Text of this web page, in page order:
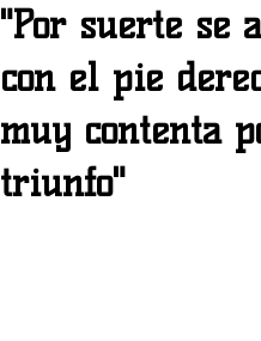
"Por suerte se
con el pie
muy contenta
triunfo"